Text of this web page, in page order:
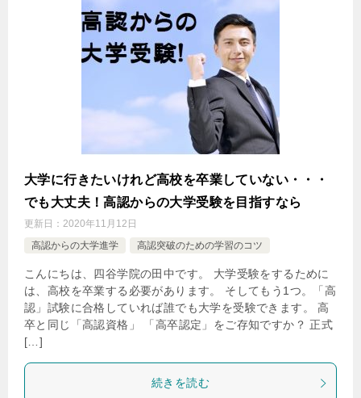
大学に行きたいけれど高校を卒業していない・・・
でも大丈夫！高認からの大学受験を目指すなら
更新日： 2020年11月12日
高認からの大学進学
高認突破のための学習のコツ
こんにちは、四谷学院の田中です。 大学受験をするために
は、高校を卒業する必要があります。 そしてもう1つ。「高
認」試験に合格していれば誰でも大学を受験できます。 高
卒と同じ「高認資格」 「高卒認定」をご存知ですか？ 正式
[…]
続きを読む